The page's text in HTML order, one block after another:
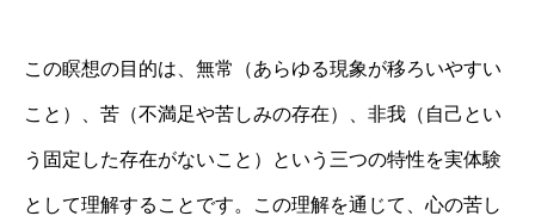
この瞑想の目的は、無常（あらゆる現象が移ろいやすい
こと）、苦（不満足や苦しみの存在）、非我（自己とい
う固定した存在がないこと）という三つの特性を実体験
として理解することです。この理解を通じて、心の苦し